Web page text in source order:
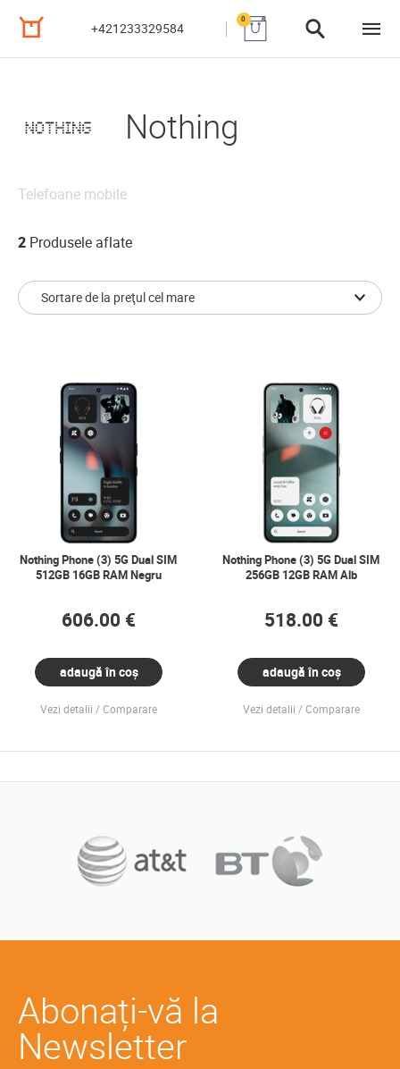
+421233329584
0
Nothing
Telefoane mobile
2 Produsele aflate
Nothing Phone (3) 5G Dual SIM
512GB 16GB RAM Negru
606.00 €
adaugă în coș
Vezi detalii Comparare
Nothing Phone (3) 5G Dual SIM
256GB 12GB RAM Alb
518.00 €
adaugă în coș
Vezi detalii Comparare
Abonați-vă la
Newsletter